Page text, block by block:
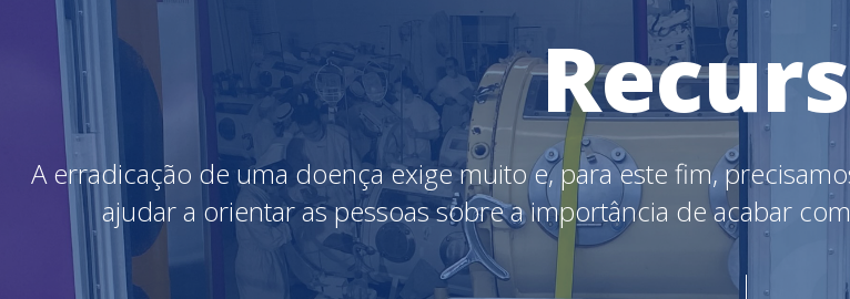
A erradicação de uma doença exige muito e, para este fim,
ajudar a orientar as pessoas sobre a importância de acabar